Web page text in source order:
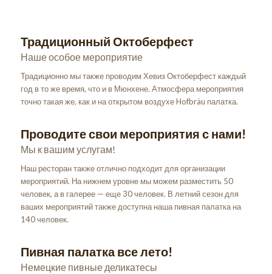
Традиционный Октоберфест
Наше особое мероприятие
Традиционно мы также проводим Хевиз Октоберфест каждый
год в то же время, что и в Мюнхене. Атмосфера мероприятия
точно такая же, как и на открытом воздухе Hofbräu палатка.
Проводите свои мероприятия с нами!
Мы к вашим услугам!
Наш ресторан также отлично подходит для организации
мероприятий. На нижнем уровне мы можем разместить 50
человек, а в галерее — еще 30 человек. В летний сезон для
ваших мероприятий также доступна наша пивная палатка на
140 человек.
Пивная палатка все лето!
Немецкие пивные деликатесы